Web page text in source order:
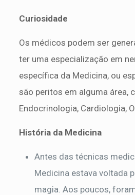
Curiosidade
Os médicos podem ser
ter uma especialização em
específica da Medicina, ou
são peritos em alguma área,
Endocrinologia, Cardiologia,
História da Medicina
Antes das técnicas
Medicina estava voltada
magia. Aos poucos,